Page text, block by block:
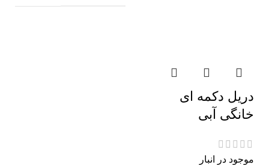
دریل دکمه ای
خانگی آبی
موجود در انبار